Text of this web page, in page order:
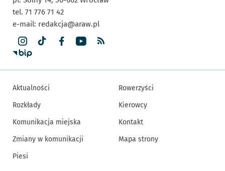
tel. 71 776 71 42
e-mail: redakcja@araw.pl
Aktualności
Rozkłady
Komunikacja miejska
Zmiany w komunikacji
Piesi
Rowerzyści
Kierowcy
Kontakt
Mapa strony